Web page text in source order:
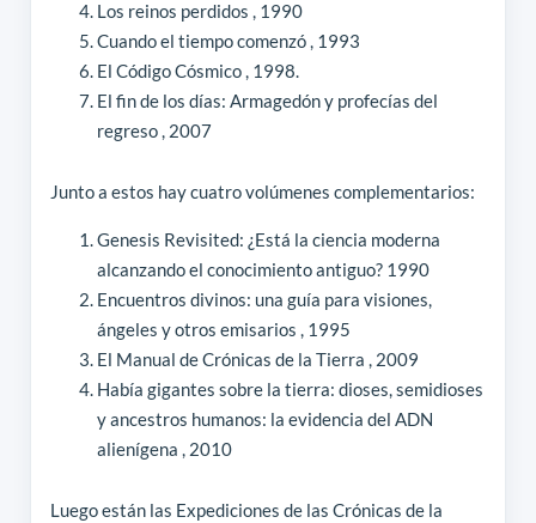
Los reinos perdidos , 1990
Cuando el tiempo comenzó , 1993
El Código Cósmico , 1998.
El fin de los días: Armagedón y profecías del
regreso , 2007
Junto a estos hay cuatro volúmenes complementarios:
Genesis Revisited: ¿Está la ciencia moderna
alcanzando el conocimiento antiguo? 1990
Encuentros divinos: una guía para visiones,
ángeles y otros emisarios , 1995
El Manual de Crónicas de la Tierra , 2009
Había gigantes sobre la tierra: dioses, semidioses
y ancestros humanos: la evidencia del ADN
alienígena , 2010
Luego están las Expediciones de las Crónicas de la